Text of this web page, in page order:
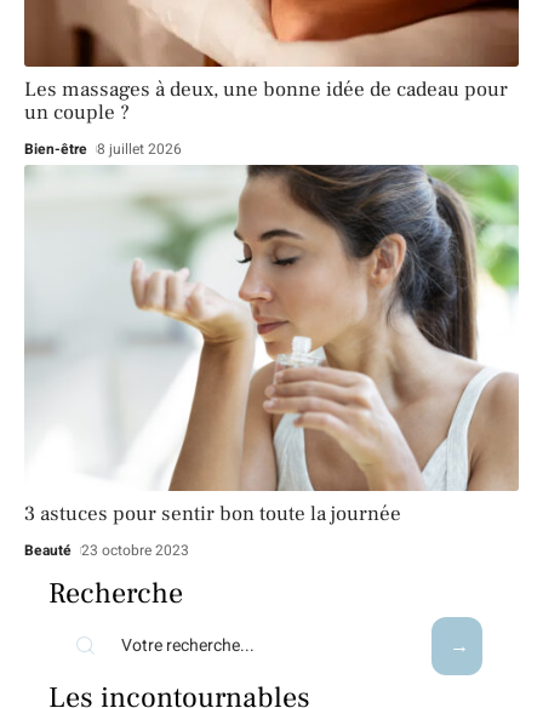
Les massages à deux, une bonne idée de cadeau pour
un couple ?
Bien-être 8 juillet 2026
3 astuces pour sentir bon toute la journée
Beauté 23 octobre 2023
Recherche
Les incontournables